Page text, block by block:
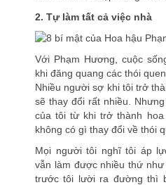
2. Tự làm tất cả việc nhà
Với Phạm Hương, cuộc
khi đăng quang các thói
Nhiều người sợ khi tôi trở
sẽ thay đổi rất nhiều.
của tôi từ khi trở thành
không có gì thay đổi về thói
Mọi người tôi nghĩ tôi áp
vẫn làm được nhiều thứ
trước tôi lười ra đường thì